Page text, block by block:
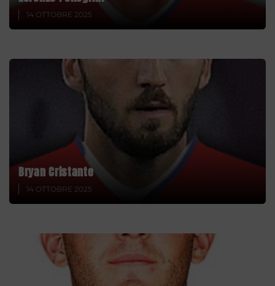
14 OTTOBRE 2025
Bryan Cristante
14 OTTOBRE 2025